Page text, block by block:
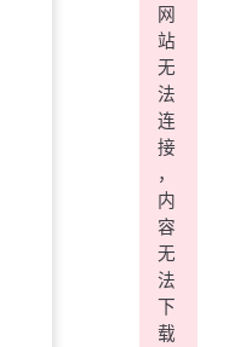
网
站
无
法
连
接
，
内
容
无
法
下
载